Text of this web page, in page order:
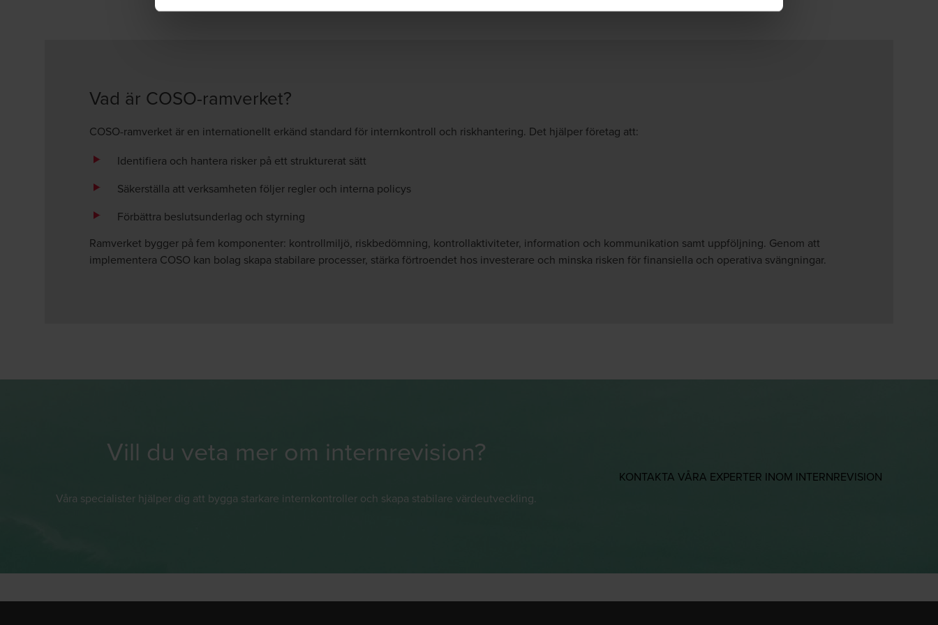
Vad är COSO-ramverket?
COSO-ramverket är en internationellt erkänd standard för internkontroll och riskhantering. Det hjälper företag att:
Identifiera och hantera risker på ett strukturerat sätt
Säkerställa att verksamheten följer regler och interna policys
Förbättra beslutsunderlag och styrning
Ramverket bygger på fem komponenter: kontrollmiljö, riskbedömning, kontrollaktiviteter, information och kommunikation samt uppföljning. Genom att
implementera COSO kan bolag skapa stabilare processer, stärka förtroendet hos investerare och minska risken för finansiella och operativa svängningar.
Vill du veta mer om internrevision?
Våra specialister hjälper dig att bygga starkare internkontroller och skapa stabilare värdeutveckling.
KONTAKTA VÅRA EXPERTER INOM INTERNREVISION